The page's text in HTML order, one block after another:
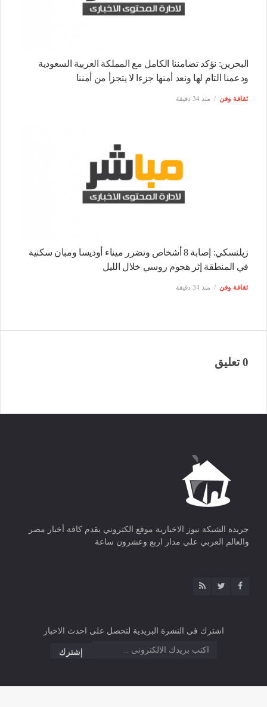
البحرين: نؤكد تضامننا الكامل مع المملكة العربية السعودية
ودعمنا التام لها ونعد أمنها جزءا لا يتجزأ من أمننا
ثقافة وفن منذ 34 دقيقة
زيلنسكي: إصابة 8 أشخاص وتضرر ميناء أوديسا ومبان سكنية
في المنطقة إثر هجوم روسي خلال الليل
ثقافة وفن منذ 34 دقيقة
0 تعليق
جريدة الشبكة نيوز الاخبارية موقع الكتروني يقدم كافة أخبار مصر
والعالم العربي علي مدار اربع وعشرون ساعة
اشترك فى النشرة البريدية لتحصل على احدث الاخبار